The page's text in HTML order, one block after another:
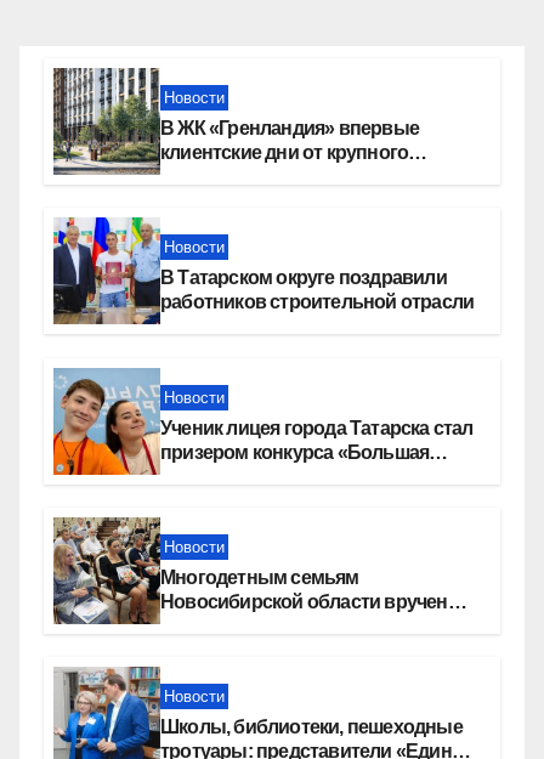
Новости
В ЖК «Гренландия» впервые
клиентские дни от крупного
Новости
В Татарском округе поздравили
работников строительной отрасли
Новости
Ученик лицея города Татарска стал
призером конкурса «Большая
Новости
Многодетным семьям
Новосибирской области вручены
Новости
Школы, библиотеки, пешеходные
тротуары: представители «Единой